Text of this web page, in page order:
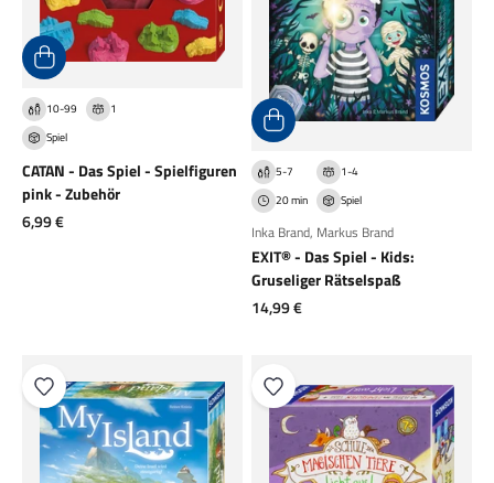
10-99
1
Spiel
CATAN - Das Spiel - Spielfiguren
pink - Zubehör
Angebot
6,99 €
5-7
1-4
20 min
Spiel
Inka Brand, Markus Brand
EXIT® - Das Spiel - Kids:
Gruseliger Rätselspaß
Angebot
14,99 €